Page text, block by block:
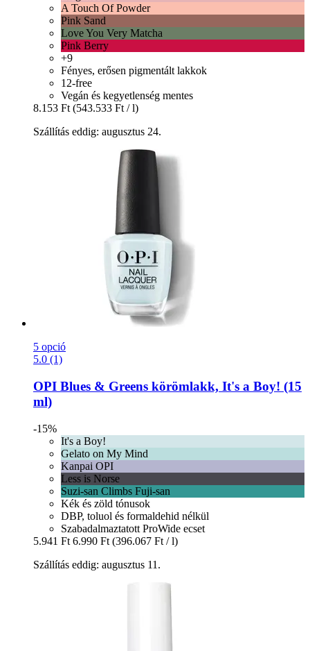
A Touch Of Powder
Pink Sand
Love You Very Matcha
Pink Berry
+9
Fényes, erősen pigmentált lakkok
12-free
Vegán és kegyetlenség mentes
8.153 Ft (543.533 Ft / l)
Szállítás eddig: augusztus 24.
5 opció
5.0 (1)
OPI Blues & Greens körömlakk, It's a Boy! (15
ml)
-15%
It's a Boy!
Gelato on My Mind
Kanpai OPI
Less is Norse
Suzi-san Climbs Fuji-san
Kék és zöld tónusok
DBP, toluol és formaldehid nélkül
Szabadalmaztatott ProWide ecset
5.941 Ft 6.990 Ft (396.067 Ft / l)
Szállítás eddig: augusztus 11.